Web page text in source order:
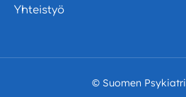
Yhteistyö
© Suomen